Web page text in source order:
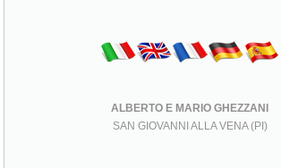
ALBERTO E MARIO GHEZZANI
SAN GIOVANNI ALLA VENA (PI)